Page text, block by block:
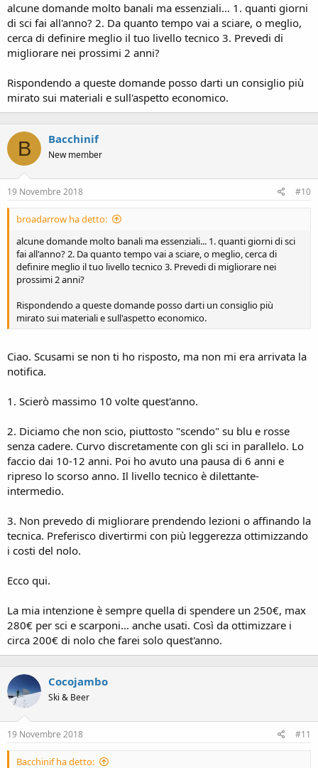
alcune domande molto banali ma essenziali... 1. quanti giorni
di sci fai all'anno? 2. Da quanto tempo vai a sciare, o meglio,
cerca di definire meglio il tuo livello tecnico 3. Prevedi di
migliorare nei prossimi 2 anni?
Rispondendo a queste domande posso darti un consiglio più
mirato sui materiali e sull'aspetto economico.
B Bacchinif
New member
19 Novembre 2018 #10
broadarrow ha detto:
alcune domande molto banali ma essenziali... 1. quanti giorni di sci
fai all'anno? 2. Da quanto tempo vai a sciare, o meglio, cerca di
definire meglio il tuo livello tecnico 3. Prevedi di migliorare nei
prossimi 2 anni?
Rispondendo a queste domande posso darti un consiglio più
mirato sui materiali e sull'aspetto economico.
Ciao. Scusami se non ti ho risposto, ma non mi era arrivata la
notifica.
1. Scierò massimo 10 volte quest'anno.
2. Diciamo che non scio, piuttosto "scendo" su blu e rosse
senza cadere. Curvo discretamente con gli sci in parallelo. Lo
faccio dai 10-12 anni. Poi ho avuto una pausa di 6 anni e
ripreso lo scorso anno. Il livello tecnico è dilettante-
intermedio.
3. Non prevedo di migliorare prendendo lezioni o affinando la
tecnica. Preferisco divertirmi con più leggerezza ottimizzando
i costi del nolo.
Ecco qui.
La mia intenzione è sempre quella di spendere un 250€, max
280€ per sci e scarponi... anche usati. Così da ottimizzare i
circa 200€ di nolo che farei solo quest'anno.
Cocojambo
Ski & Beer
19 Novembre 2018 #11
Bacchinif ha detto: